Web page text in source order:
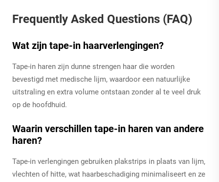
Frequently Asked Questions (FAQ)
Wat zijn tape-in haarverlengingen?
Tape-in haren zijn dunne strengen haar die worden
bevestigd met medische lijm, waardoor een natuurlijke
uitstraling en extra volume ontstaan zonder al te veel druk
op de hoofdhuid.
Waarin verschillen tape-in haren van andere
haren?
Tape-in verlengingen gebruiken plakstrips in plaats van lijm,
vlechten of hitte, wat haarbeschadiging minimaliseert en ze